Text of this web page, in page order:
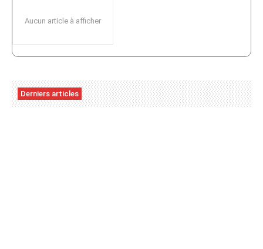
Aucun article à afficher
Derniers articles